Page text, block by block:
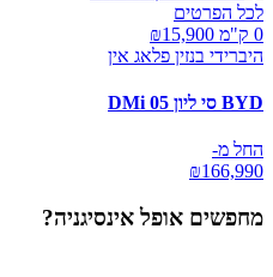
לכל הפרטים
0 ק"מ ₪
15,900
היברידי בנזין פלאג אין
BYD סי ליון 05 DMi
החל מ-
₪166,990
מחפשים אופל אינסיגניה?